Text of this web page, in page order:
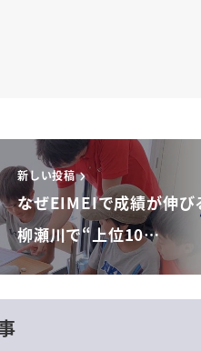
新しい投稿
なぜEIMEIで成績が伸び
柳瀬川で“上位10…